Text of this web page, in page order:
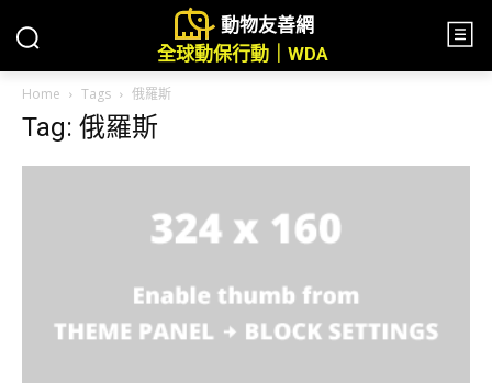
動物友善網
全球動保行動｜WDA
Home Tags 俄羅斯
Tag: 俄羅斯